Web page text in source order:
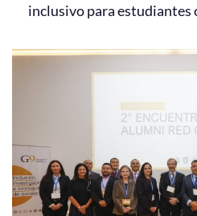
inclusivo para estudiantes